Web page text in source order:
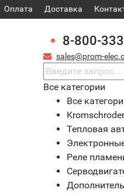
Оплата Доставка
8-800-
sales@prom-
Все категории
Все
Kromschroder
Тепловая
Реле